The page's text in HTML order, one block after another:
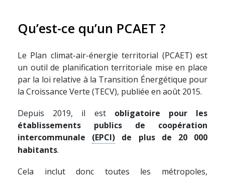
Qu’est-ce qu’un PCAET ?
Le Plan climat-air-énergie territorial (PCAET) est
un outil de planification territoriale mise en place
par la loi relative à la Transition Énergétique pour
la Croissance Verte (TECV), publiée en août 2015.
Depuis 2019, il est obligatoire pour les
établissements publics de coopération
intercommunale (EPCI) de plus de 20 000
habitants.
Cela inclut donc toutes les métropoles,